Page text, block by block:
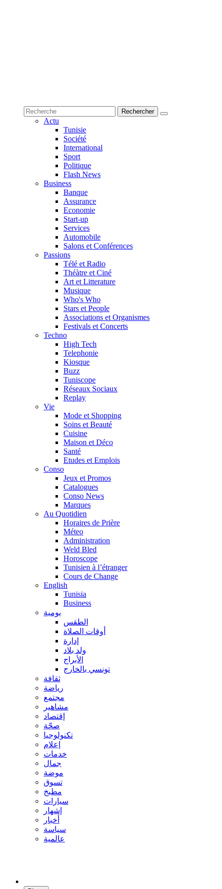
Actu
Tunisie
Société
International
Sport
Politique
Flash News
Business
Banque
Assurance
Economie
Start-up
Services
Automobile
Salons et Conférences
Passions
Télé et Radio
Théàtre et Ciné
Art et Litterature
Musique
Who's Who
Stars et People
Associations et Organismes
Festivals et Concerts
Techno
High Tech
Telephonie
Kiosque
Buzz
Tuniscope
Réseaux Sociaux
Replay
Vie
Mode et Shopping
Soins et Beauté
Cuisine
Maison et Déco
Santé
Etudes et Emplois
Conso
Jeux et Promos
Catalogues
Conso News
Marques
Au Quotidien
Horaires de Prière
Méteo
Administration
Weld Bled
Horoscope
Tunisien à l’étranger
Cours de Change
English
Tunisia
Business
يومية
الطقس
أوقات الصلاة
إدارة
ولد بلاد
الأبراج
تونسي بالخارج
ثقافة
رياضة
مجتمع
مشاهير
إقتصاد
صحّة
تكنولوجيا
إعلام
خدمات
جمال
موضة
تسوق
مطبخ
سيارات
إشهار
أخبار
سياسة
عالمية